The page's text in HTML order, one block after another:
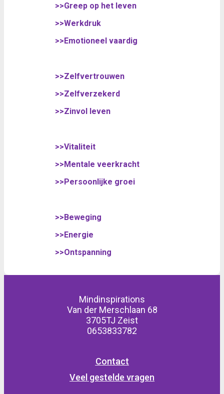
>>Greep op het leven
>>Werkdruk
>>Emotioneel vaardig
>>Zelfvertrouwen
>>Zelfverzekerd
>>Zinvol leven
>>Vitaliteit
>>Mentale veerkracht
>>Persoonlijke groei
>>Beweging
>>Energie
>>Ontspanning
Mindinspirations
Van der Merschlaan 68
3705TJ Zeist
0653833782
Contact
Veel gestelde vragen